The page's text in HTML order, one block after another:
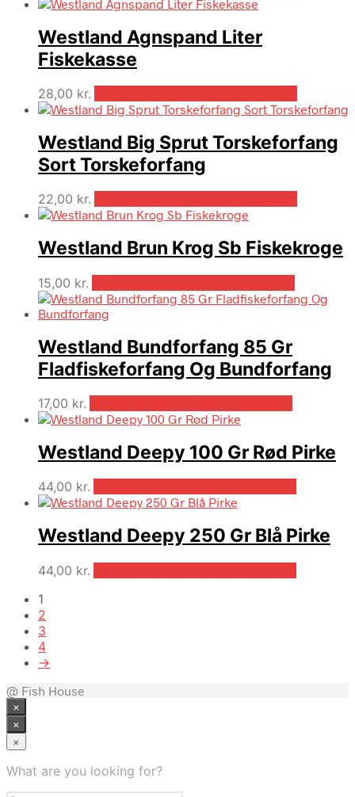
Westland Agnspand Liter
Fiskekasse
28,00 kr.
Westland Big Sprut Torskeforfang
Sort Torskeforfang
22,00 kr.
Westland Brun Krog Sb Fiskekroge
15,00 kr.
Westland Bundforfang 85 Gr
Fladfiskeforfang Og Bundforfang
17,00 kr.
Westland Deepy 100 Gr Rød Pirke
44,00 kr.
Westland Deepy 250 Gr Blå Pirke
44,00 kr.
1
2
3
4
→
@ Fish House
×
×
×
What are you looking for?